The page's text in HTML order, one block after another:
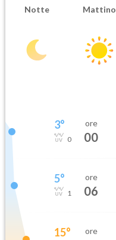
Notte Mattino
3°
0
ore
00
5°
1
ore
06
15° ore